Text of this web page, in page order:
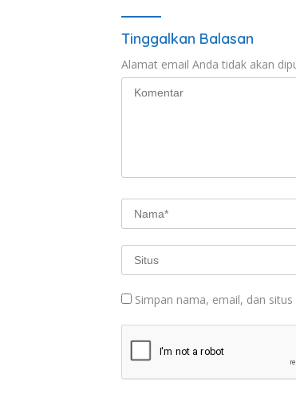
Tinggalkan Balasan
Alamat email Anda tidak akan
Simpan nama, email, dan